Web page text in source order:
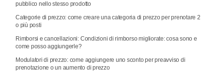
pubblico nello stesso prodotto
Categorie di prezzo: come creare una categoria di prezzo per prenotare 2
o più posti
Rimborsi e cancellazioni: Condizioni di rimborso migliorate: cosa sono e
come posso aggiungerle?
Modulatori di prezzo: come aggiungere uno sconto per preavviso di
prenotazione o un aumento di prezzo